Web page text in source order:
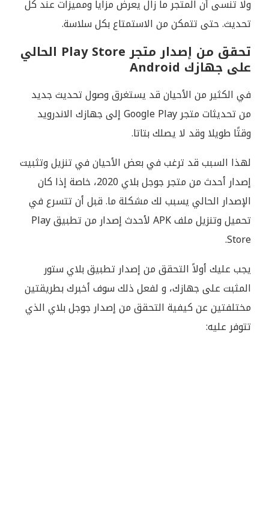
ولا تنسى أن المتجر ما زال يعرض مزايا ومميزات عند كل
تحديث. حتى تتمكن من الاستمتاع بكل سلاسة.
تحقق من إصدار متجر Play Store الحالي
على جهازك Android
في الكثير من الأحيان قد يستغرق وصول تحديث جديد
من تحديثات متجر Google Play إلى جهازك الاندرويد
وقتًا طويلا وقد لا يصلك بتاتا.
لهذا السبب قد ترغب في بعض الأحيان في تنزيل وتثبيت
إصدار أحدث من متجر جوجل بلاي 2020، خاصة إذا كان
الإصدار الحالي يسبب لك مشكلة ما. قبل أن تتسرع في
تحميل وتنزيل ملف APK لأحدث إصدار من تطبيق Play
Store.
يجب عليك أولاً التحقق من إصدار تطبيق بلاي ستور
المثبت على جهازك، و لفعل ذلك سوف أخبرك بطريقتين
مختلفتين عن كيفية التحقق من إصدار جوجل بلاي الذي
تتوفر عليه: